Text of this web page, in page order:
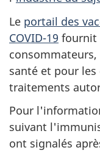
Le portail des
COVID-19 fournit
santé et pour les
traitements
Pour
suivant
ont signalés